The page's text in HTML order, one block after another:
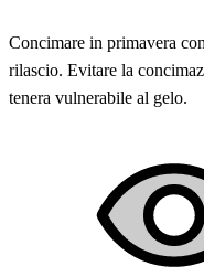
Concimare in primavera
rilascio. Evitare la
tenera vulnerabile al gelo.